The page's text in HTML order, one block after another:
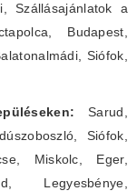
Szállásajánlatok a
Budapest,
Siófok,
Sarud,
Siófok,
Miskolc, Eger,
Legyesbénye,